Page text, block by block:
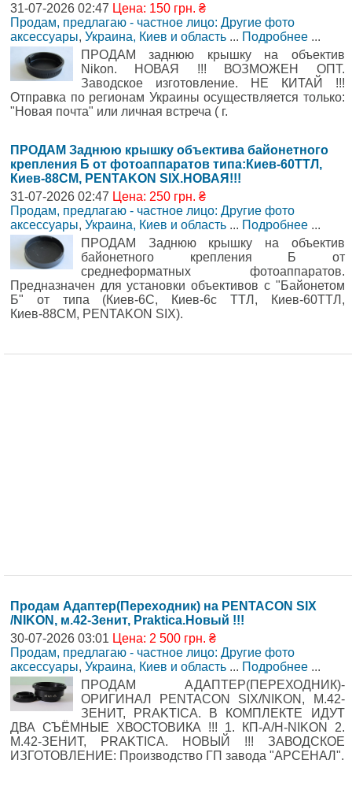
31-07-2026 02:47 Цена: 150 грн. ₴
Продам, предлагаю - частное лицо: Другие фото
аксессуары, Украина, Киев и область ... Подробнее ...
ПРОДАМ заднюю крышку на объектив
Nikon. НОВАЯ !!! ВОЗМОЖЕН ОПТ.
Заводское изготовление. НЕ КИТАЙ !!!
Отправка по регионам Украины осуществляется только:
"Новая почта" или личная встреча ( г.
ПРОДАМ Заднюю крышку объектива байонетного
крепления Б от фотоаппаратов типа:Киев-60ТТЛ,
Киев-88СМ, PENTAKON SIX.НОВАЯ!!!
31-07-2026 02:47 Цена: 250 грн. ₴
Продам, предлагаю - частное лицо: Другие фото
аксессуары, Украина, Киев и область ... Подробнее ...
ПРОДАМ Заднюю крышку на объектив
байонетного крепления Б от
среднеформатных фотоаппаратов.
Предназначен для установки объективов с "Байонетом
Б" от типа (Киев-6С, Киев-6с ТТЛ, Киев-60ТТЛ,
Киев-88СМ, PENTAKON SIX).
Продам Адаптер(Переходник) на PENTACON SIX
/NIKON, м.42-Зенит, Praktica.Новый !!!
30-07-2026 03:01 Цена: 2 500 грн. ₴
Продам, предлагаю - частное лицо: Другие фото
аксессуары, Украина, Киев и область ... Подробнее ...
ПРОДАМ АДАПТЕР(ПЕРЕХОДНИК)-
ОРИГИНАЛ PENTACON SIX/NIKON, М.42-
ЗЕНИТ, PRAKTICA. В КОМПЛЕКТЕ ИДУТ
ДВА СЪЁМНЫЕ ХВОСТОВИКА !!! 1. КП-А/Н-NIKON 2.
М.42-ЗЕНИТ, PRAKTICA. НОВЫЙ !!! ЗАВОДСКОЕ
ИЗГОТОВЛЕНИЕ: Производство ГП завода "АРСЕНАЛ".